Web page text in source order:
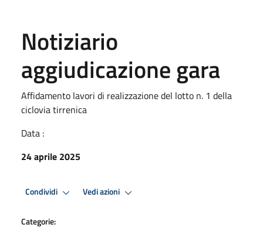
Notiziario
aggiudicazione gara
Affidamento lavori di realizzazione del lotto n. 1 della
ciclovia tirrenica
Data :
24 aprile 2025
Condividi Vedi azioni
Categorie: